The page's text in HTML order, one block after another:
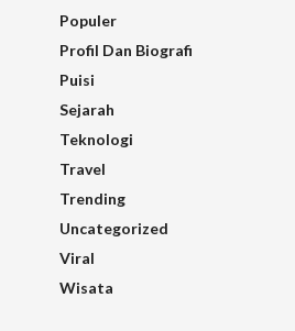
Populer
Profil Dan Biografi
Puisi
Sejarah
Teknologi
Travel
Trending
Uncategorized
Viral
Wisata